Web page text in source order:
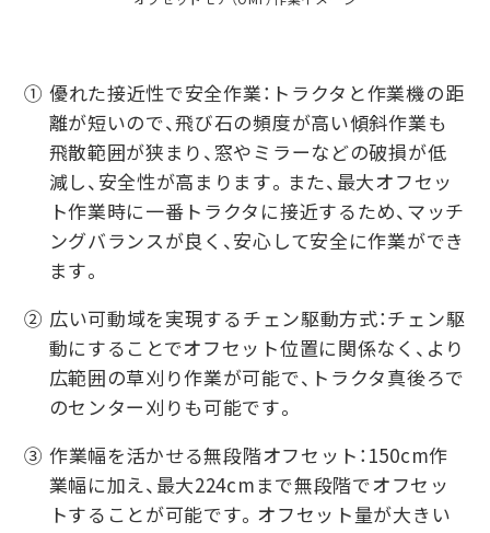
① 優れた接近性で安全作業：トラクタと作業機の距
離が短いので、飛び石の頻度が高い傾斜作業も
飛散範囲が狭まり、窓やミラーなどの破損が低
減し、安全性が高まります。また、最大オフセッ
ト作業時に一番トラクタに接近するため、マッチ
ングバランスが良く、安心して安全に作業ができ
ます。
② 広い可動域を実現するチェン駆動方式：チェン駆
動にすることでオフセット位置に関係なく、より
広範囲の草刈り作業が可能で、トラクタ真後ろで
のセンター刈りも可能です。
③ 作業幅を活かせる無段階オフセット：150cm作
業幅に加え、最大224cmまで無段階でオフセッ
トすることが可能です。オフセット量が大きい